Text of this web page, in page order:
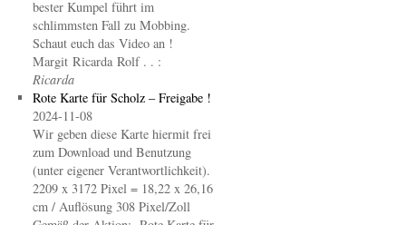
bester Kumpel führt im
schlimmsten Fall zu Mobbing.
Schaut euch das Video an !
Margit Ricarda Rolf . . :
Ricarda
Rote Karte für Scholz – Freigabe !
2024-11-08
Wir geben diese Karte hiermit frei
zum Download und Benutzung
(unter eigener Verantwortlichkeit).
2209 x 3172 Pixel = 18,22 x 26,16
cm / Auflösung 308 Pixel/Zoll